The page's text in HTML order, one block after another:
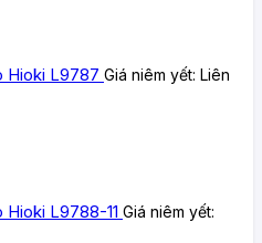
Hioki L9787 Giá niêm yết: Liên
Hioki L9788-11 Giá niêm yết: